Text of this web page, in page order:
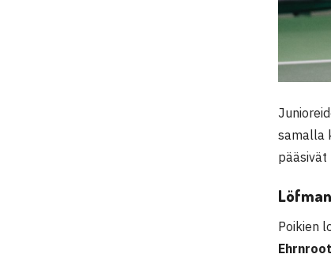
samalla
Poikien